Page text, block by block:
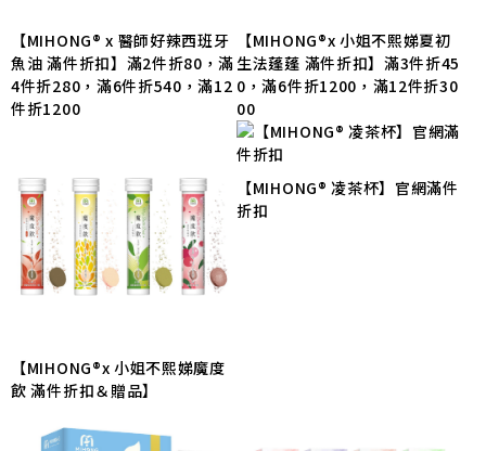
【MIHONG® x 醫師好辣西班牙
魚油 滿件折扣】滿2件折80，滿
4件折280，滿6件折540，滿12
件折1200
【MIHONG®x 小姐不熙娣夏初
生法蓬蓬 滿件折扣】滿3件折45
0，滿6件折1200，滿12件折30
00
【MIHONG®x 小姐不熙娣魔度
飲 滿件折扣＆贈品】
【MIHONG® 凌茶杯】官網滿件
折扣